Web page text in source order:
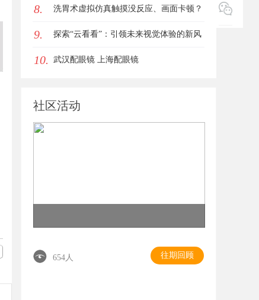
英雄
8. 洗胃术虚拟仿真触摸没反应、画面卡顿？
立方幻境破解难题
9. 探索“云看看”：引领未来视觉体验的新风
潮
10. 武汉配眼镜 上海配眼镜
社区活动
654人 往期回顾